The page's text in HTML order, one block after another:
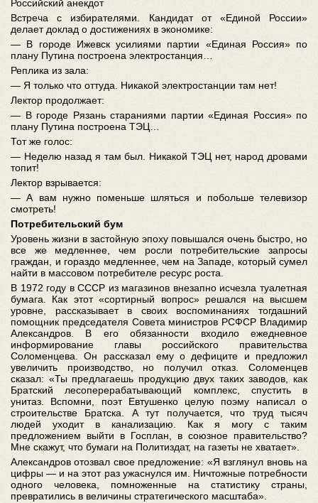
Российский анекдот
Встреча с избирателями. Кандидат от «Единой России»
делает доклад о достижениях в экономике:
— В городе Ижевск усилиями партии «Единая Россия» по
плану Путина построена электростанция…
Реплика из зала:
— Я только что оттуда. Никакой электростанции там нет!
Лектор продолжает:
— В городе Рязань стараниями партии «Единая Россия» по
плану Путина построена ТЭЦ…
Тот же голос:
— Неделю назад я там был. Никакой ТЭЦ нет, народ дровами
топит!
Лектор взрывается:
— А вам нужно поменьше шляться и побольше телевизор
смотреть!
Потребительский бум
Уровень жизни в застойную эпоху повышался очень быстро, но
все же медленнее, чем росли потребительские запросы
граждан, и гораздо медленнее, чем на Западе, который сумел
найти в массовом потребителе ресурс роста.
В 1972 году в СССР из магазинов внезапно исчезла туалетная
бумага. Как этот «сортирный вопрос» решался на высшем
уровне, рассказывает в своих воспоминаниях тогдашний
помощник председателя Совета министров РСФСР Владимир
Александров. В его обязанности входило ежедневное
информирование главы российского правительства
Соломенцева. Он рассказал ему о дефиците и предложил
увеличить производство, но получил отказ. Соломенцев
сказал: «Ты предлагаешь продукцию двух таких заводов, как
Братский лесоперерабатывающий комплекс, спустить в
унитаз. Вспомни, поэт Евтушенко целую поэму написал о
строительстве Братска. А тут получается, что труд тысяч
людей уходит в канализацию. Как я могу с таким
предложением выйти в Госплан, в союзное правительство?
Мне скажут, что бумаги на Политиздат, на газеты не хватает».
Александров отозвал свое предложение: «Я взглянул вновь на
цифры — и на этот раз ужаснулся им. Ничтожные потребности
одного человека, помноженные на статистику страны,
превратились в величины стратегического масштаба».